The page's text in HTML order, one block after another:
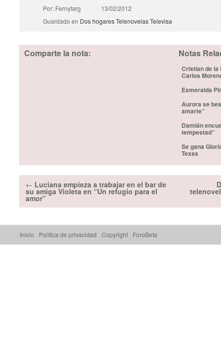
Por: Fernytarg
13/02/2012
Guardado en Dos hogaresTelenovelasTelevisa
Comparte la nota: Notas
Cristian de la
Carlos
Esmeralda
Aurora se
amarte”
Damián
tempestad”
Se gana
Texas
← Luciana empieza a trabajar en el bar de
su amiga Violeta en “Un refugio para el
amor”
Inicio Política de privacidad Copyright ForoBeta